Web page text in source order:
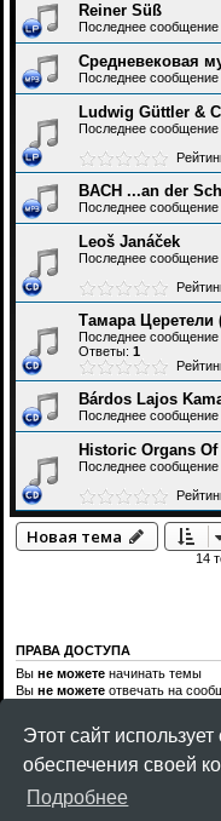
Этот сайт
обеспечения своей
Подробнее
Reiner Süß
Последнее сообщение
Средневековая
Последнее сообщение
Ludwig Güttler &
Последнее сообщение
BACH ...an der
Последнее сообщение
Leoš Janáček
Последнее сообщение
Тамара
Последнее сообщение
Ответы: 1
Bárdos Lajos
Последнее сообщение
Historic Organs
Последнее сообщение
Новая тема
14
ПРАВА ДОСТУПА
Вы не можете начинать темы
Вы не можете отвечать на
не можете
Вы не можете добавлять